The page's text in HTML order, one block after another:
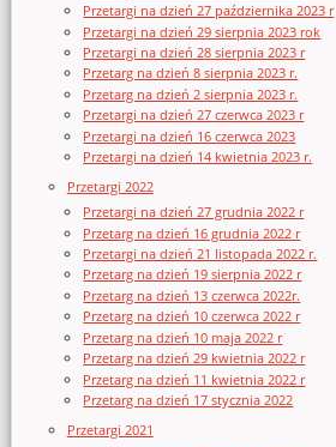
Przetargi na dzień 27 października 2023 r
Przetargi na dzień 29 sierpnia 2023 rok
Przetargi na dzień 28 sierpnia 2023 r
Przetarg na dzień 8 sierpnia 2023 r.
Przetarg na dzień 2 sierpnia 2023 r.
Przetargi na dzień 27 czerwca 2023 r
Przetargi na dzień 16 czerwca 2023
Przetargi na dzień 14 kwietnia 2023 r.
Przetargi 2022
Przetargi na dzień 27 grudnia 2022 r
Przetarg na dzień 16 grudnia 2022 r
Przetargi na dzień 21 listopada 2022 r.
Przetarg na dzień 19 sierpnia 2022 r
Przetarg na dzień 13 czerwca 2022r.
Przetarg na dzień 10 czerwca 2022 r
Przetarg na dzień 10 maja 2022 r
Przetarg na dzień 29 kwietnia 2022 r
Przetarg na dzień 11 kwietnia 2022 r
Przetarg na dzień 17 stycznia 2022
Przetargi 2021